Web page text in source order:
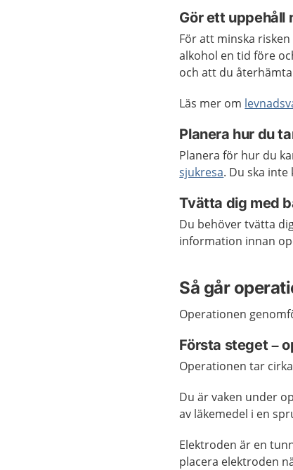
Gör ett uppehåll
För att minska
alkohol en tid före
och att du
Läs mer om
Planera hur du
Planera för hur du
sjukresa. Du ska inte
Tvätta dig med
Du behöver tvätta
information innan
Så går
Operationen
Första steget –
Operationen tar
Du är vaken under
av läkemedel i en
Elektroden är en
placera elektroden